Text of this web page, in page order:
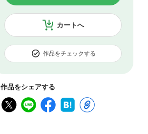
カートへ
作品をチェックする
作品をシェアする